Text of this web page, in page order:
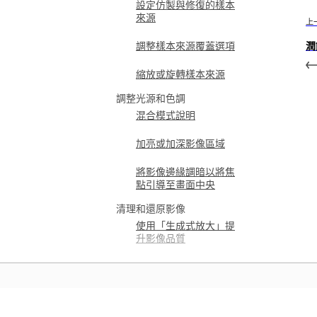
設定仿製與修復的樣本
來源
調整樣本來源覆蓋選項
縮放或旋轉樣本來源
調整光源和色調
混合模式說明
加亮或加深影像區域
將影像邊緣調暗以將焦
點引導至畫面中央
清理和還原影像
使用「生成式放大」提
升影像品質
定義平面以調整透視
上